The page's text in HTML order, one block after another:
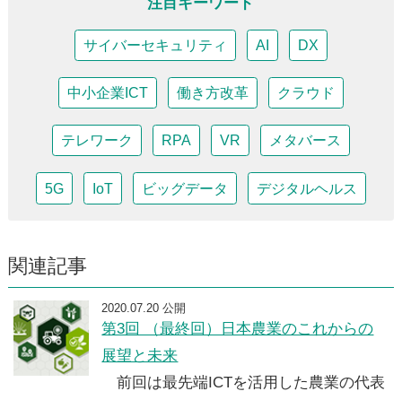
サイバーセキュリティ AI DX
中小企業ICT 働き方改革 クラウド
テレワーク RPA VR メタバース
5G IoT ビッグデータ デジタルヘルス
関連記事
2020.07.20 公開
第3回 （最終回）日本農業のこれからの
展望と未来
前回は最先端ICTを活用した農業の代表